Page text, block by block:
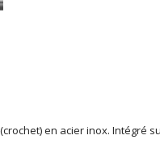
en acier inox.